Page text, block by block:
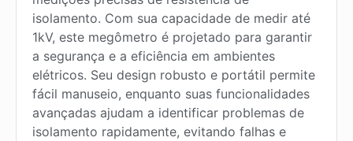
isolamento. Com sua capacidade de medir até
1kV, este megômetro é projetado para garantir
a segurança e a eficiência em ambientes
elétricos. Seu design robusto e portátil permite
fácil manuseio, enquanto suas funcionalidades
avançadas ajudam a identificar problemas de
isolamento rapidamente, evitando falhas e